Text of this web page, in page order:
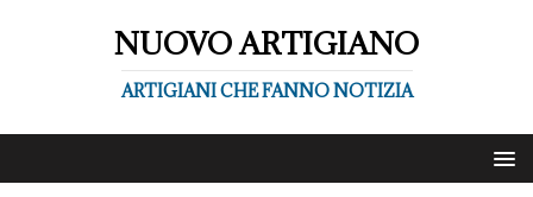
NUOVO ARTIGIANO
ARTIGIANI CHE FANNO NOTIZIA